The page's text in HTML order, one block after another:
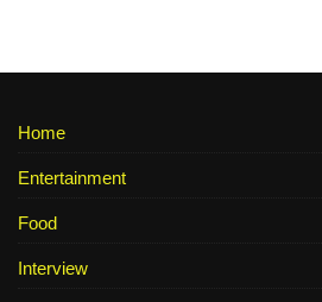
Home
Entertainment
Food
Interview